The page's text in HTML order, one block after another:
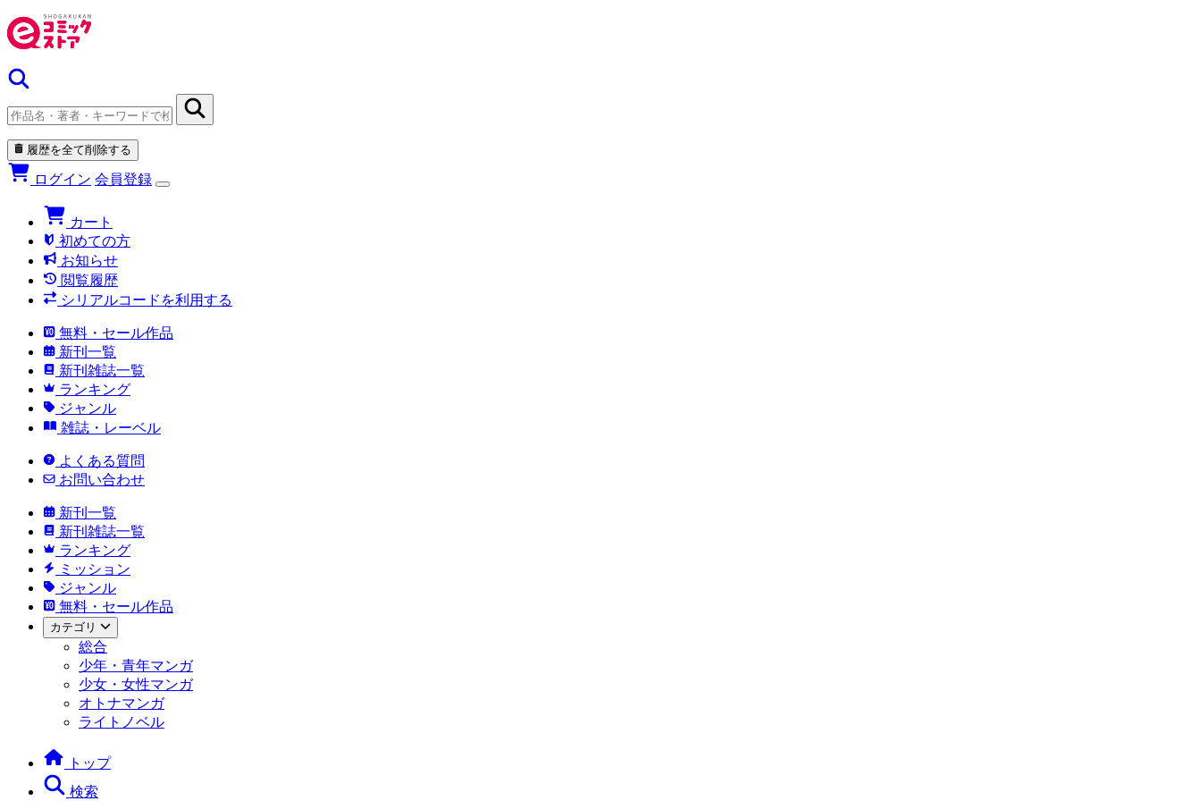
履歴を全て削除する
ログイン 会員登録
カート
初めての方
お知らせ
閲覧履歴
シリアルコードを利用する
無料・セール作品
新刊一覧
新刊雑誌一覧
ランキング
ジャンル
雑誌・レーベル
よくある質問
お問い合わせ
新刊一覧
新刊雑誌一覧
ランキング
ミッション
ジャンル
無料・セール作品
カテゴリ
総合
少年・青年マンガ
少女・女性マンガ
オトナマンガ
ライトノベル
トップ
検索